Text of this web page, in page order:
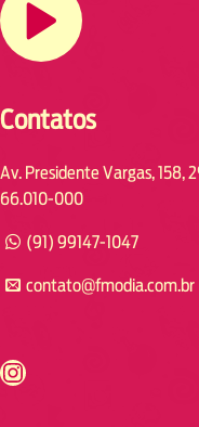
Contatos
Av. Presidente Vargas, 158,
66.010-000
(91) 99147-1047
contato@fmodia.com.br
https://www.instagram.com/fmodia.cabofrio/